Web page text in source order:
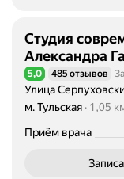
Студия
Александра
Рейтинг 5,0 из 5
5,0 485 отзывов
Улица
Метро м. Тульская
м. Тульская
1,05
Приём врача